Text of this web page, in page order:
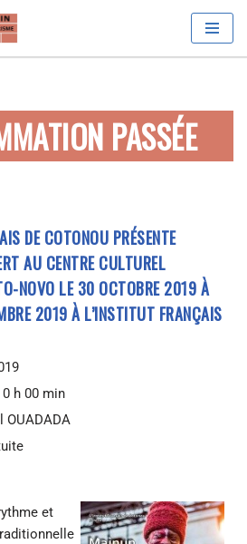
PASSÉE
DE COTONOU PRÉSENTE
AU CENTRE CULTUREL
NOVO LE 30 OCTOBRE 2019 À
2019 À L’INSTITUT FRANÇAIS
h 00 min
OUADADA
et